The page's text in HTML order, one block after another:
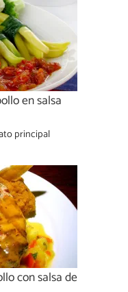
en salsa
principal
con salsa de